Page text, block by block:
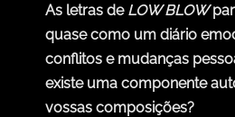
As letras de LOW BLOW
quase como um diário
conflitos e mudanças
existe uma componente
vossas composições?